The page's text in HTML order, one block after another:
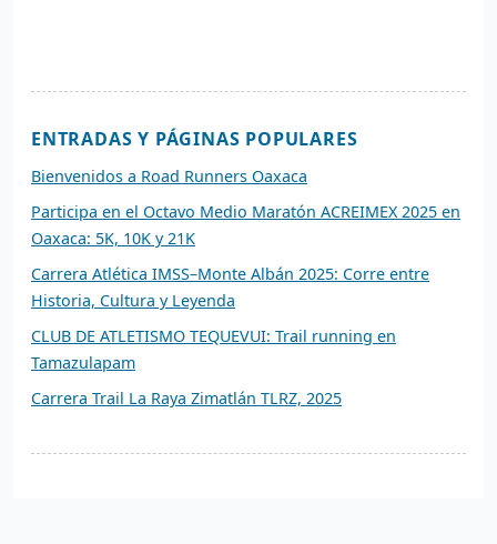
ENTRADAS Y PÁGINAS POPULARES
Bienvenidos a Road Runners Oaxaca
Participa en el Octavo Medio Maratón ACREIMEX 2025 en
Oaxaca: 5K, 10K y 21K
Carrera Atlética IMSS–Monte Albán 2025: Corre entre
Historia, Cultura y Leyenda
CLUB DE ATLETISMO TEQUEVUI: Trail running en
Tamazulapam
Carrera Trail La Raya Zimatlán TLRZ, 2025